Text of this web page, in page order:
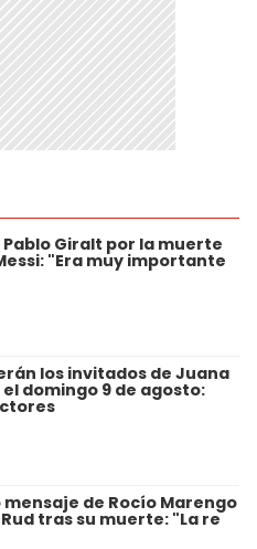
Pablo Giralt por la muerte
"Era muy importante
los invitados de Juana
domingo 9 de agosto:
mensaje de Rocío Marengo
tras su muerte: "La re